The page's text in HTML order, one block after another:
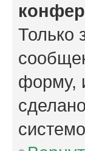
Только
форму,